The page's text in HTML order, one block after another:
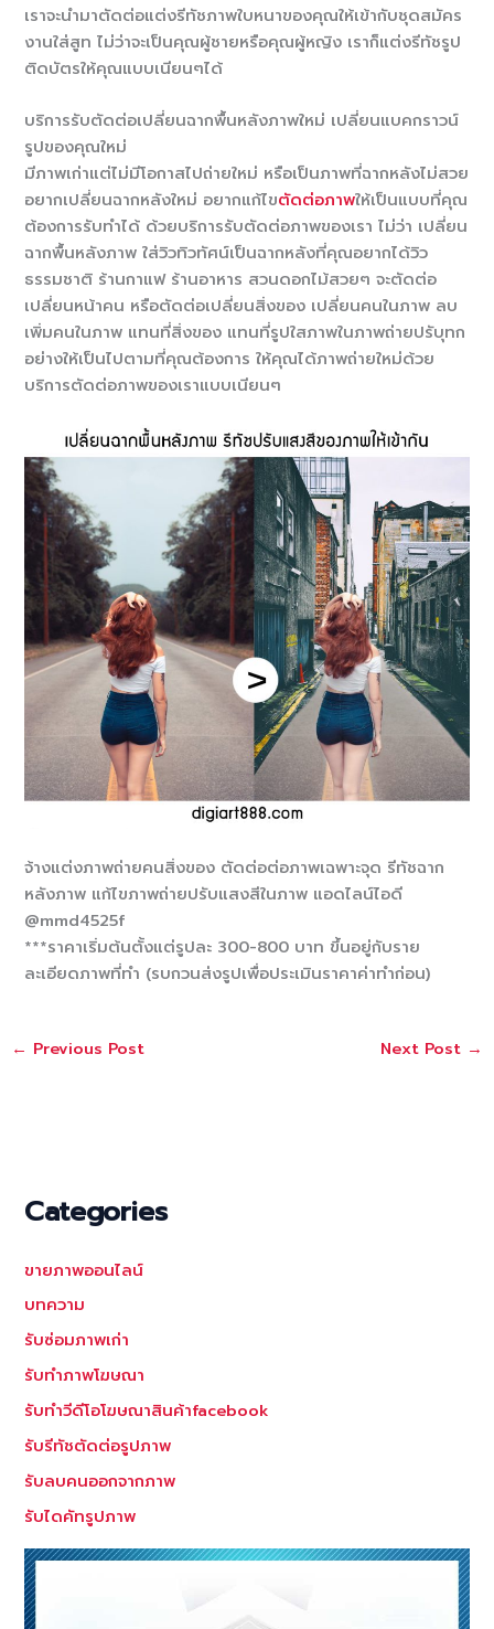
เราจะนำมาตัดต่อแต่งรีทัชภาพใบหนาของคุณให้เข้ากับชุดสมัคร
งานใส่สูท ไม่ว่าจะเป็นคุณผู้ชายหรือคุณผู้หญิง เราก็แต่งรีทัชรูป
ติดบัตรให้คุณแบบเนียนๆได้
บริการรับตัดต่อเปลี่ยนฉากพื้นหลังภาพใหม่ เปลี่ยนแบคกราวน์
รูปของคุณใหม่
มีภาพเก่าแต่ไม่มีโอกาสไปถ่ายใหม่ หรือเป็นภาพที่ฉากหลังไม่สวย
อยากเปลี่ยนฉากหลังใหม่ อยากแก้ไขตัดต่อภาพให้เป็นแบบที่คุณ
ต้องการรับทำได้ ด้วยบริการรับตัดต่อภาพของเรา ไม่ว่า เปลี่ยน
ฉากพื้นหลังภาพ ใส่วิวทิวทัศน์เป็นฉากหลังที่คุณอยากได้วิว
ธรรมชาติ ร้านกาแฟ ร้านอาหาร สวนดอกไม้สวยๆ จะตัดต่อ
เปลี่ยนหน้าคน หรือตัดต่อเปลี่ยนสิ่งของ เปลี่ยนคนในภาพ ลบ
เพิ่มคนในภาพ แทนที่สิ่งของ แทนที่รูปใสภาพในภาพถ่ายปรับุทก
อย่างให้เป็นไปตามที่คุณต้องการ ให้คุณได้ภาพถ่ายใหม่ด้วย
บริการตัดต่อภาพของเราแบบเนียนๆ
จ้างแต่งภาพถ่ายคนสิ่งของ ตัดต่อต่อภาพเฉพาะจุด รีทัชฉาก
หลังภาพ แก้ไขภาพถ่ายปรับแสงสีในภาพ แอดไลน์ไอดี
@mmd4525f
***ราคาเริ่มต้นตั้งแต่รูปละ 300-800 บาท ขึ้นอยู่กับราย
ละเอียดภาพที่ทำ (รบกวนส่งรูปเพื่อประเมินราคาค่าทำก่อน)
← Previous Post Next Post →
Categories
ขายภาพออนไลน์
บทความ
รับซ่อมภาพเก่า
รับทำภาพโฆษณา
รับทำวีดีโอโฆษณาสินค้าfacebook
รับรีทัชตัดต่อรูปภาพ
รับลบคนออกจากภาพ
รับไดคัทรูปภาพ